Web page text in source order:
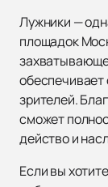
Лужники —
площадок
обеспечивает
зрителей.
сможет
действо и
Если вы